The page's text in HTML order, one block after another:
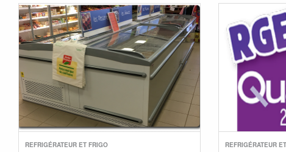
REFRIGÉRATEUR ET FRIGO REFRIGÉRATEUR